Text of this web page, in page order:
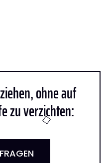
ohne auf
zu verzichten: